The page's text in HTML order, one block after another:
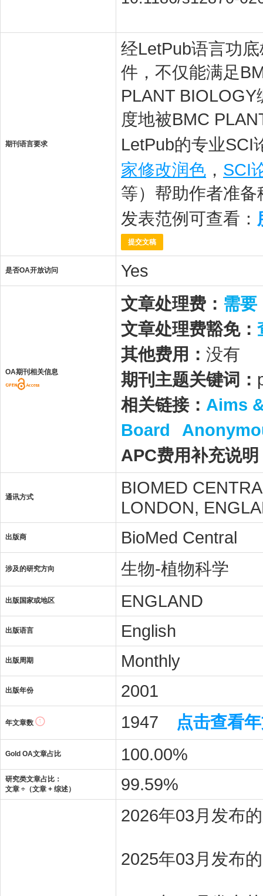
期刊语言要求
经LetPub语言功
件，不仅能满足
PLANT
度地被BMC
LetPub的专业SCI
家修改润色 ， SCI
等）帮助作者准
发表范例可查看：
提交文稿
是否OA开放访问 Yes
OA期刊相关信息
文章处理费： 需要
文章处理费豁免：
其他费用： 没有
期刊主题关键词：
相关链接： Aims
Board
APC费用补充说明
通讯方式
BIOMED
LONDON,
出版商 BioMed Central
涉及的研究方向 生物-植物科学
出版国家或地区 ENGLAND
出版语言 English
出版周期 Monthly
出版年份 2001
年文章数 1947 点击查看
Gold OA文章占比 100.00%
研究类文章占比：
文章 ÷（文章 + 综述）
99.59%
2026年03月发布
2025年03月发布